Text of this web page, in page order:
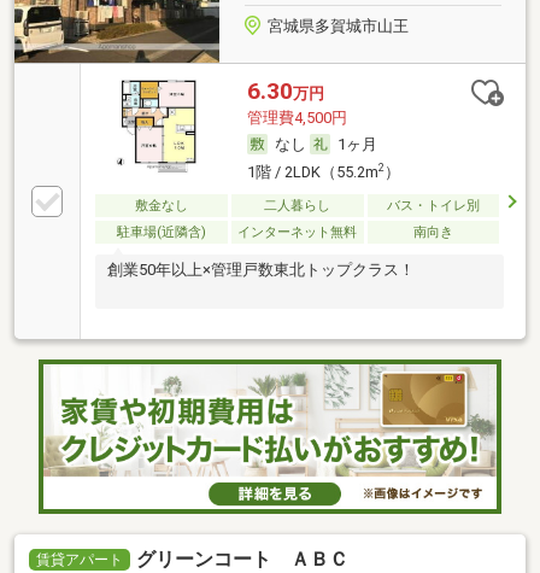
宮城県多賀城市山王
6.30万円
管理費4,500円
なし
1ヶ月
1階 / 2LDK（55.2m2）
敷金なし 二人暮らし
バス・トイレ別
駐車場(近隣含)
インターネット無料 南向き
創業50年以上×管理戸数東北トップクラス！
賃貸アパート グリーンコート ＡＢＣ